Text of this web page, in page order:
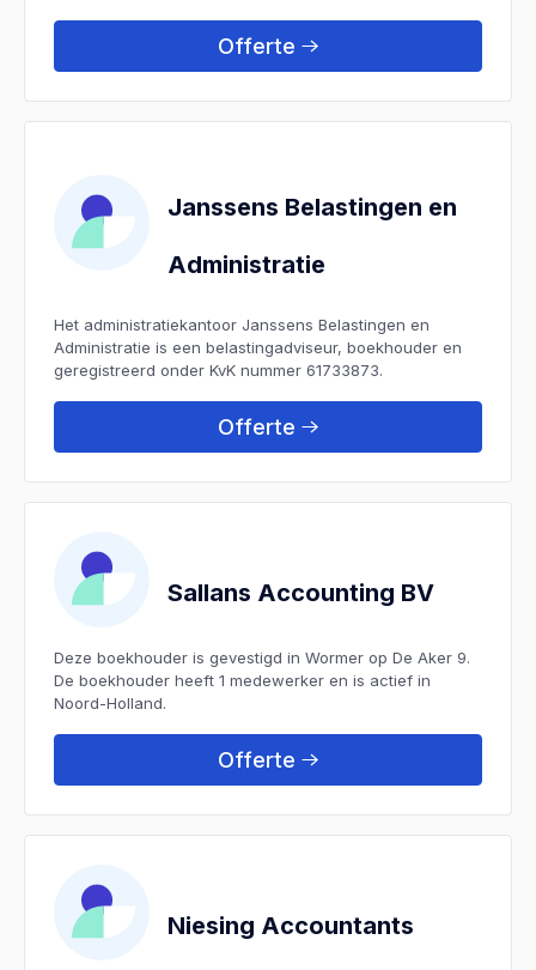
Offerte
Janssens Belastingen en
Administratie
Het administratiekantoor Janssens Belastingen en
Administratie is een belastingadviseur, boekhouder en
geregistreerd onder KvK nummer 61733873.
Offerte
Sallans Accounting BV
Deze boekhouder is gevestigd in Wormer op De Aker 9.
De boekhouder heeft 1 medewerker en is actief in
Noord-Holland.
Offerte
Niesing Accountants